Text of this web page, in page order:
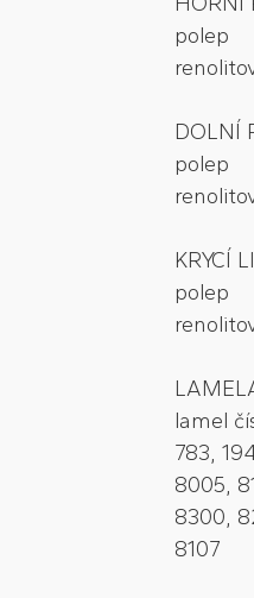
polep
DOLNÍ
polep
KRYCÍ
polep
lamel
783,
8005,
8300,
8107